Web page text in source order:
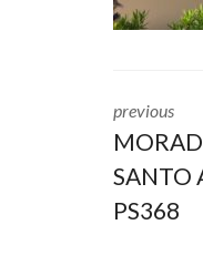
previous
SANTO
PS368